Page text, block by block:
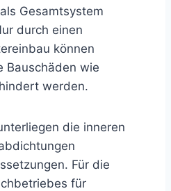
Gesamtsystem
durch einen
können
Bauschäden wie
werden.
die inneren
Für die
für